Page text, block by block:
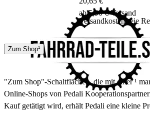
DHL
GLS
3 - 5 Tage
ab 5,90 € Versand
Versandkostenfreie
Zum Shop¹
"Zum Shop"-Schaltflächen, die mit einer ¹
Online-Shops von Pedali
Kauf getätigt wird, erhält Pedali eine kleine